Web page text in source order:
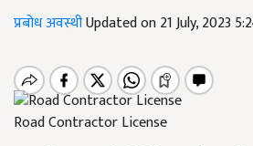
प्रबोध अवस्थीUpdated on 21 July, 2023
Road Contractor License